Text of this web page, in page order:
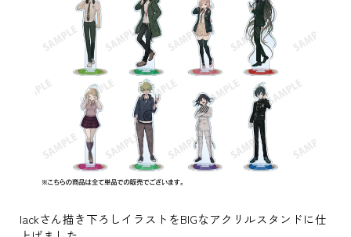
lackさん描き下ろしイラストをBIGなアクリルスタンドに仕